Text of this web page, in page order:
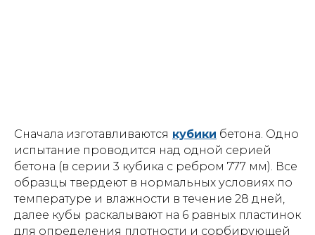
Сначала изготавливаются кубики бетона. Одно
испытание проводится над одной серией
бетона (в серии 3 кубика с ребром 777 мм). Все
образцы твердеют в нормальных условиях по
температуре и влажности в течение 28 дней,
далее кубы раскалывают на 6 равных пластинок
для определения плотности и сорбирующей